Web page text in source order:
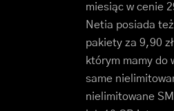
miesiąc w cenie
Netia posiada
pakiety za 9,90
którym mamy do
same
nielimitowane